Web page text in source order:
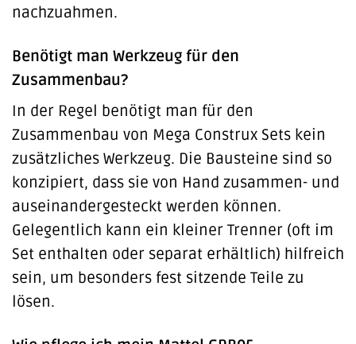
nachzuahmen.
Benötigt man Werkzeug für den
Zusammenbau?
In der Regel benötigt man für den
Zusammenbau von Mega Construx Sets kein
zusätzliches Werkzeug. Die Bausteine sind so
konzipiert, dass sie von Hand zusammen- und
auseinandergesteckt werden können.
Gelegentlich kann ein kleiner Trenner (oft im
Set enthalten oder separat erhältlich) hilfreich
sein, um besonders fest sitzende Teile zu
lösen.